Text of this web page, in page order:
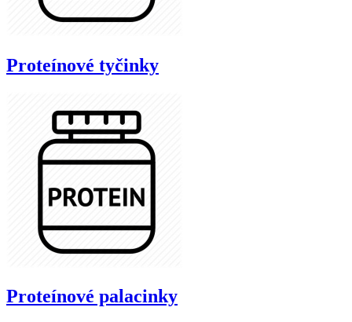
Proteínové tyčinky
Proteínové palacinky